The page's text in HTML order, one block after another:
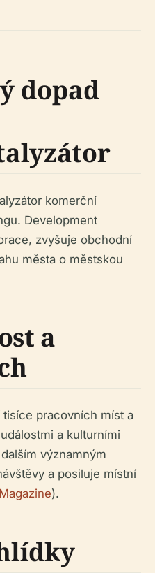
dopad
komerční
Development
zvyšuje obchodní
města o městskou
a
pracovních míst a
a kulturními
významným
a posiluje místní
).